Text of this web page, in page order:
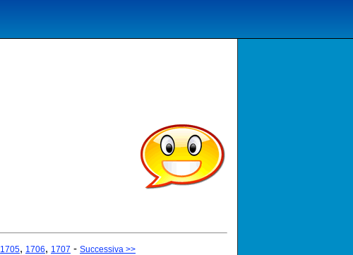
1705, 1706, 1707 - Successiva >>